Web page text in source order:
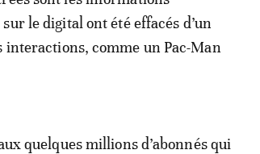
le digital ont été effacés d’un
interactions, comme un Pac-Man
quelques millions d’abonnés qui